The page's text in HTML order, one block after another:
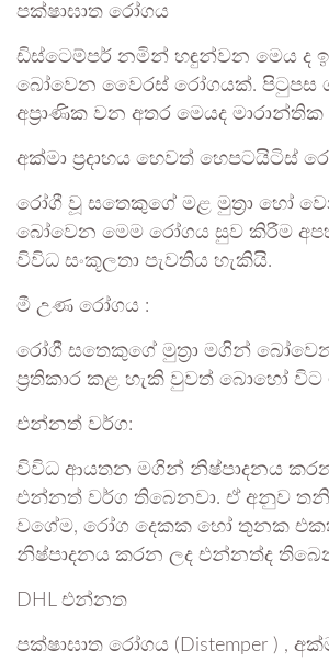
පක්ෂාඝාත රෝගය
ඩිස්ටෙම්පර් නමින් හඳුන්වන මෙය ද
බෝවෙන වෛරස් රෝගයක්. පිටුපස
අප්‍රාණික වන අතර මෙයද මාරාන්තික
අක්මා ප්‍රදාහය හෙවත් හෙපටයිටිස්
රෝගී වූ සතෙකුගේ මළ මුත්‍රා හෝ
බෝවෙන මෙම රෝගය සුව කිරීම
විවිධ සංකූලතා පැවතිය හැකියි.
මී උණ රෝගය :
රෝගී සතෙකුගේ මුත්‍රා මගින්
ප්‍රතිකාර කළ හැකි වුවත් බොහෝ විට
එන්නත් වර්ග:
විවිධ ආයතන මගින් නිෂ්පාදනය
එන්නත් වර්ග තිබෙනවා. ඒ අනුව
වගේම, රෝග දෙකක හෝ තුනක
නිෂ්පාදනය කරන ලද එන්නත්ද
DHL එන්නත
පක්ෂාඝාත රෝගය (Distemper ) ,